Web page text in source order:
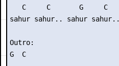
   C     C       G     C
sahur sahur.. sahur sahur..
Outro: